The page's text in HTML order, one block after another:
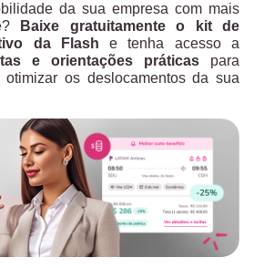
da sua empresa com mais
Baixe gratuitamente o kit de
da Flash e tenha acesso a
e orientações práticas para
otimizar os deslocamentos da sua